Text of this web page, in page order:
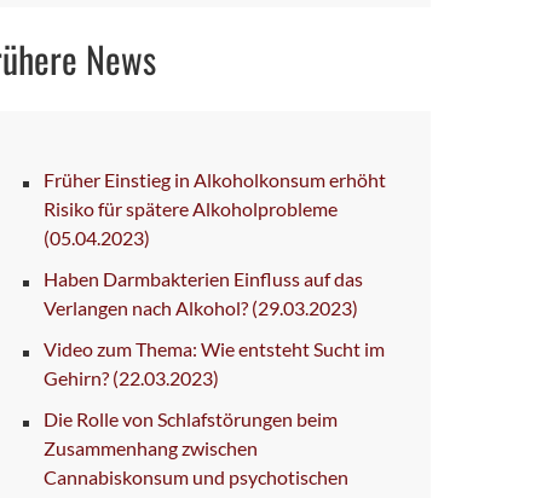
News
Früher Einstieg in Alkoholkonsum erhöht
Risiko für spätere Alkoholprobleme
(05.04.2023)
Haben Darmbakterien Einfluss auf das
Verlangen nach Alkohol? (29.03.2023)
Video zum Thema: Wie entsteht Sucht im
Gehirn? (22.03.2023)
Die Rolle von Schlafstörungen beim
Zusammenhang zwischen
Cannabiskonsum und psychotischen